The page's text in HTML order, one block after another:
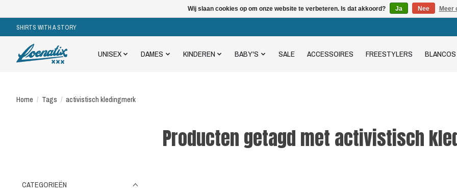
SHIRTS WITH A STORY
UNISEX DAMES KINDEREN BABY'S SALE ACCESSOIRES FREESTYLERS BLANCOS
Home / Tags / activistisch kledingmerk
Producten getagd met activistisch
CATEGORIEËN
Wij slaan cookies op om onze website te verbeteren. Is dat akkoord? Ja Nee Meer